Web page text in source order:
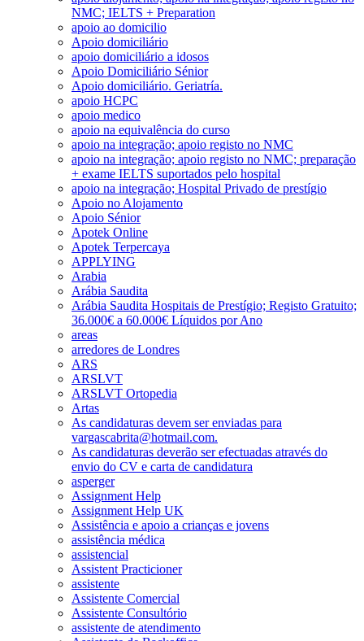
NMC; IELTS + Preparation
apoio ao domicilio
Apoio domiciliário
apoio domiciliário a idosos
Apoio Domiciliário Sénior
Apoio domiciliário. Geriatría.
apoio HCPC
apoio medico
apoio na equivalência do curso
apoio na integração; apoio registo no NMC
apoio na integração; apoio registo no NMC; preparação
+ exame IELTS suportados pelo hospital
apoio na integração; Hospital Privado de prestígio
Apoio no Alojamento
Apoio Sénior
Apotek Online
Apotek Terpercaya
APPLYING
Arabia
Arábia Saudita
Arábia Saudita Hospitais de Prestígio; Registo Gratuito;
36.000€ a 60.000€ Líquidos por Ano
areas
arredores de Londres
ARS
ARSLVT
ARSLVT Ortopedia
Artas
As candidaturas devem ser enviadas para
vargascabrita@hotmail.com.
As candidaturas deverão ser efectuadas através do
envio do CV e carta de candidatura
asperger
Assignment Help
Assignment Help UK
Assistência e apoio a crianças e jovens
assistência médica
assistencial
Assistent Practicioner
assistente
Assistente Comercial
Assistente Consultório
assistente de atendimento